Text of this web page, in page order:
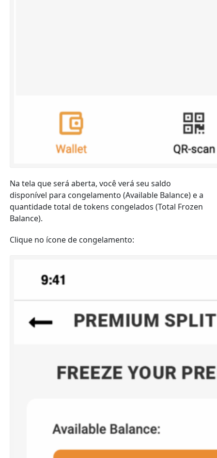
Na tela que será aberta, você verá seu saldo
disponível para congelamento (Available Balance) e a
quantidade total de tokens congelados (Total Frozen
Balance).
Clique no ícone de congelamento: